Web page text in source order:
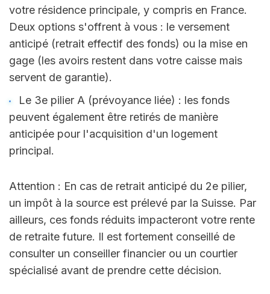
votre résidence principale, y compris en France.
Deux options s'offrent à vous : le versement
anticipé (retrait effectif des fonds) ou la mise en
gage (les avoirs restent dans votre caisse mais
servent de garantie).
Le 3e pilier A (prévoyance liée) : les fonds
peuvent également être retirés de manière
anticipée pour l'acquisition d'un logement
principal.
Attention : En cas de retrait anticipé du 2e pilier,
un impôt à la source est prélevé par la Suisse. Par
ailleurs, ces fonds réduits impacteront votre rente
de retraite future. Il est fortement conseillé de
consulter un conseiller financier ou un courtier
spécialisé avant de prendre cette décision.